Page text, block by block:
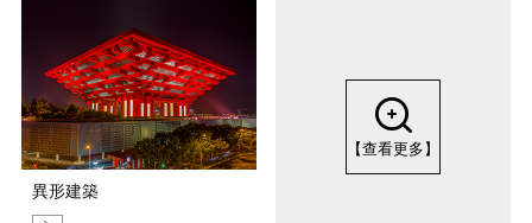
異形建築
【查看更多】